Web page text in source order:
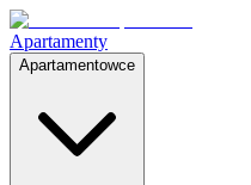
Apartamenty
Apartamentowce